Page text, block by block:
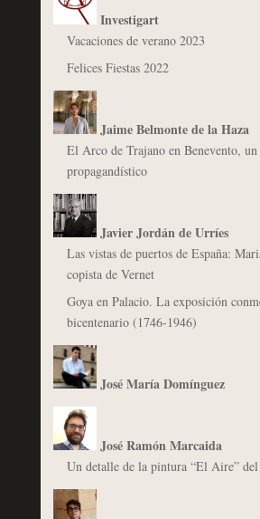
Investigart
Vacaciones de verano 2023
Felices Fiestas 2022
Jaime Belmonte de la Haza
El Arco de Trajano en Benevento,
propagandístico
Javier Jordán de Urríes
Las vistas de puertos de España:
copista de Vernet
Goya en Palacio. La exposición
bicentenario (1746-1946)
José María Domínguez
José Ramón Marcaida
Un detalle de la pintura “El Aire”